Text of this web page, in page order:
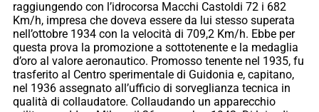
raggiungendo con l’idrocorsa Macchi Castoldi 72 i 682
Km/h, impresa che doveva essere da lui stesso superata
nell’ottobre 1934 con la velocità di 709,2 Km/h. Ebbe per
questa prova la promozione a sottotenente e la medaglia
d’oro al valore aeronautico. Promosso tenente nel 1935, fu
trasferito al Centro sperimentale di Guidonia e, capitano,
nel 1936 assegnato all’ufficio di sorveglianza tecnica in
qualità di collaudatore. Collaudando un apparecchio